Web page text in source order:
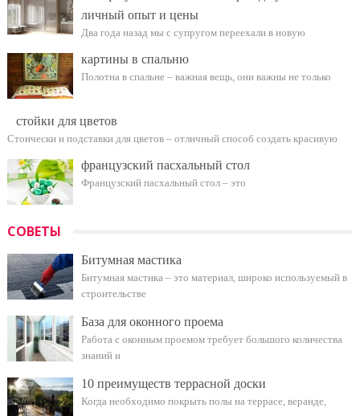
личный опыт и цены
Два года назад мы с супругом переехали в новую
картины в спальню
Полотна в спальне – важная вещь, они важны не только
стойки для цветов
Стоически и подставки для цветов – отличный способ создать красивую
французский пасхальный стол
Французский пасхальный стол – это
СОВЕТЫ
Битумная мастика
Битумная мастика – это материал, широко используемый в
строительстве
База для оконного проема
Работа с оконным проемом требует большого количества
знаний и
10 преимуществ террасной доски
Когда необходимо покрыть полы на террасе, веранде,